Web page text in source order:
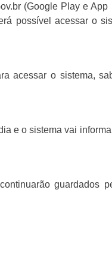
(Google Play e App
possível acessar o
acessar o sistema,
e o sistema vai
guardados